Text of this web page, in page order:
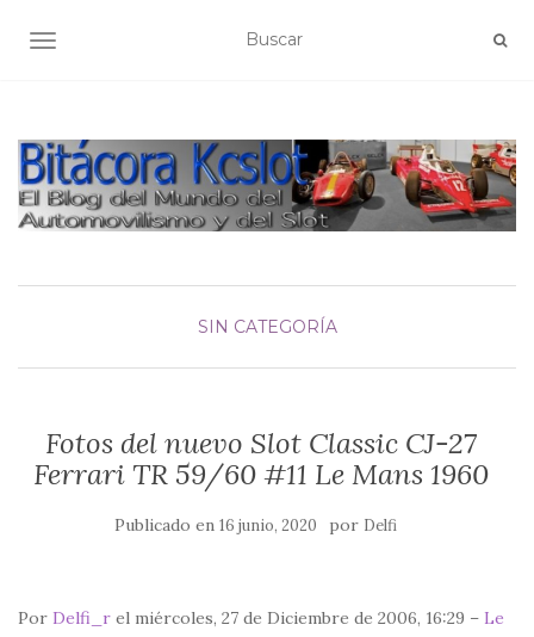
ALTERNAR NAVEGACIÓN
SIN CATEGORÍA
Fotos del nuevo Slot Classic CJ-27
Ferrari TR 59/60 #11 Le Mans 1960
Publicado en 16 junio, 2020 por Delfi
Por Delfi_r el miércoles, 27 de Diciembre de 2006, 16:29 – Le